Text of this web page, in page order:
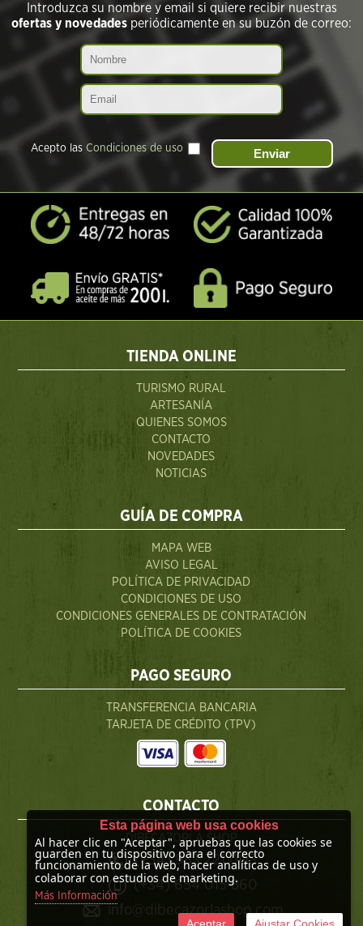
Introduzca su nombre y email si quiere recibir nuestras
ofertas y novedades periódicamente en su buzón de correo:
Acepto las Condiciones de uso
TIENDA ONLINE
TURISMO RURAL
ARTESANÍA
QUIENES SOMOS
CONTACTO
NOVEDADES
NOTICIAS
GUÍA DE COMPRA
MAPA WEB
AVISO LEGAL
POLÍTICA DE PRIVACIDAD
CONDICIONES DE USO
CONDICIONES GENERALES DE CONTRATACIÓN
POLÍTICA DE COOKIES
PAGO SEGURO
TRANSFERENCIA BANCARIA
TARJETA DE CRÉDITO (TPV)
CONTACTO
DIBECAZORLA SHOP
(+34) 953 721 003
(+34) 654 015 860
info@dibecazorlashop.com
Esta página web usa cookies
Al hacer clic en "Aceptar", apruebas que las cookies se
guarden en tu dispositivo para el correcto
funcionamiento de la web, hacer analíticas de uso y
colaborar con estudios de marketing.
Más Información